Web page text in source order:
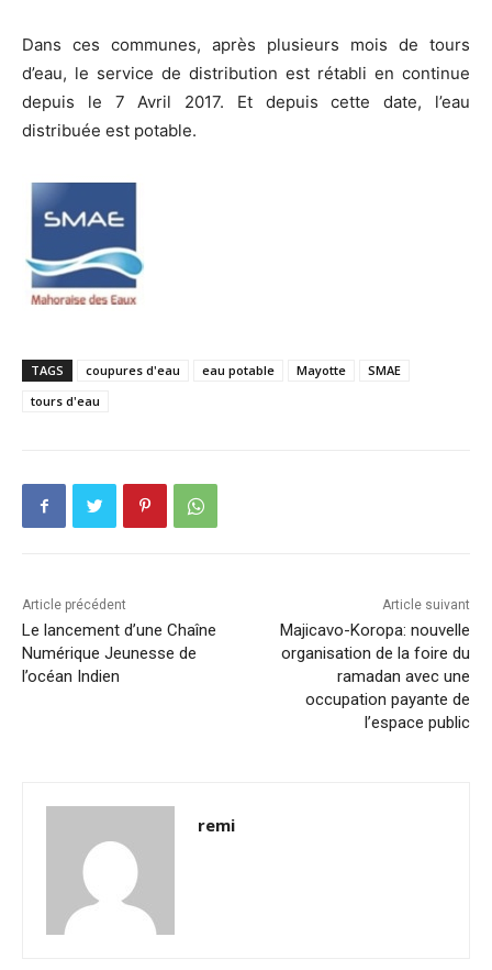
Dans ces communes, après plusieurs mois de tours
d’eau, le service de distribution est rétabli en continue
depuis le 7 Avril 2017. Et depuis cette date, l’eau
distribuée est potable.
TAGS coupures d'eau eau potable Mayotte
SMAE
tours d'eau
Article précédent
Le lancement d’une Chaîne
Numérique Jeunesse de
l’océan Indien
Article suivant
Majicavo-Koropa: nouvelle
organisation de la foire du
ramadan avec une
occupation payante de
l’espace public
remi